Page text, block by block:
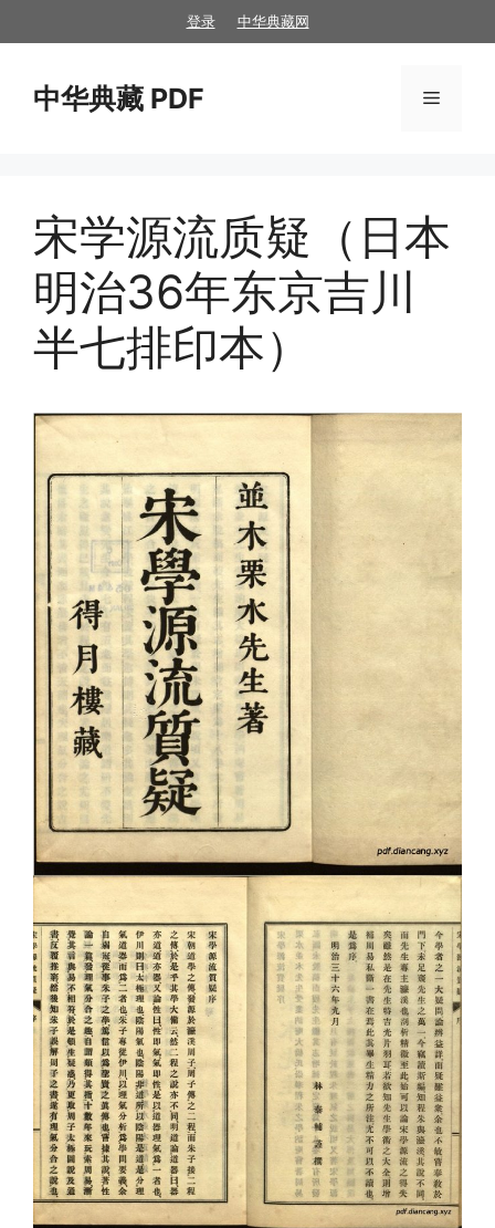
至
登录 中华典藏网
中华典藏 PDF 菜
宋学源流质疑（日本
明治36年东京吉川
半七排印本）